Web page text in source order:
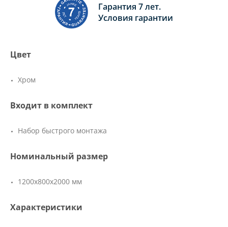
Гарантия 7 лет.
Условия гарантии
Цвет
Хром
Входит в комплект
Набор быстрого монтажа
Номинальный размер
1200x800x2000 мм
Характеристики